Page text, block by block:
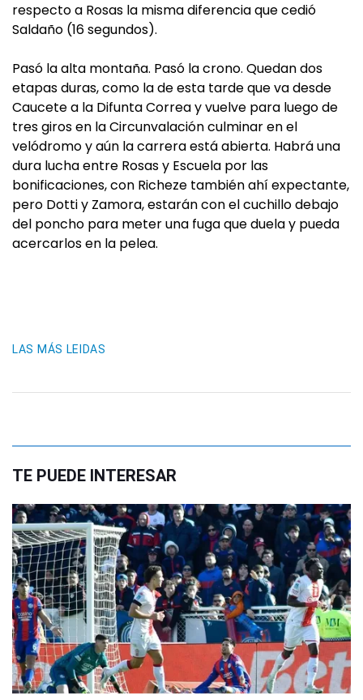
respecto a Rosas la misma diferencia que cedió
Saldaño (16 segundos).
Pasó la alta montaña. Pasó la crono. Quedan dos
etapas duras, como la de esta tarde que va desde
Caucete a la Difunta Correa y vuelve para luego de
tres giros en la Circunvalación culminar en el
velódromo y aún la carrera está abierta. Habrá una
dura lucha entre Rosas y Escuela por las
bonificaciones, con Richeze también ahí expectante,
pero Dotti y Zamora, estarán con el cuchillo debajo
del poncho para meter una fuga que duela y pueda
acercarlos en la pelea.
LAS MÁS LEIDAS
TE PUEDE INTERESAR